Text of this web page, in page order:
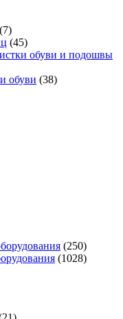
(7)
(45)
обуви и подошвы
обуви (38)
(250)
(1028)